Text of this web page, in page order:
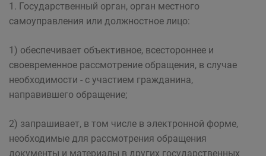
1. Государственный орган, орган местного
самоуправления или должностное лицо:
1) обеспечивает объективное, всестороннее и
своевременное рассмотрение обращения, в случае
необходимости - с участием гражданина,
направившего обращение;
2) запрашивает, в том числе в электронной форме,
необходимые для рассмотрения обращения
документы и материалы в других государственных